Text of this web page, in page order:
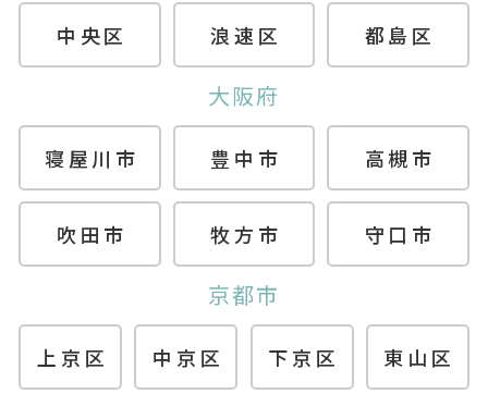
中央区 浪速区 都島区
大阪府
寝屋川市 豊中市 高槻市
吹田市 牧方市 守口市
京都市
上京区 中京区 下京区 東山区